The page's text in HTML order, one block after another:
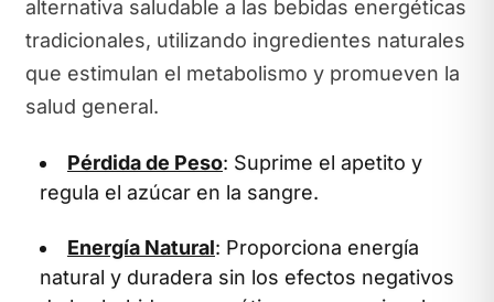
alternativa saludable a las bebidas energéticas
tradicionales, utilizando ingredientes naturales
que estimulan el metabolismo y promueven la
salud general.
Pérdida de Peso: Suprime el apetito y
regula el azúcar en la sangre.
Energía Natural: Proporciona energía
natural y duradera sin los efectos negativos